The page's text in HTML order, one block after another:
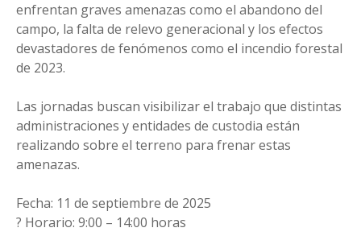
enfrentan graves amenazas como el abandono del
campo, la falta de relevo generacional y los efectos
devastadores de fenómenos como el incendio forestal
de 2023.
Las jornadas buscan visibilizar el trabajo que distintas
administraciones y entidades de custodia están
realizando sobre el terreno para frenar estas
amenazas.
Fecha: 11 de septiembre de 2025
? Horario: 9:00 – 14:00 horas